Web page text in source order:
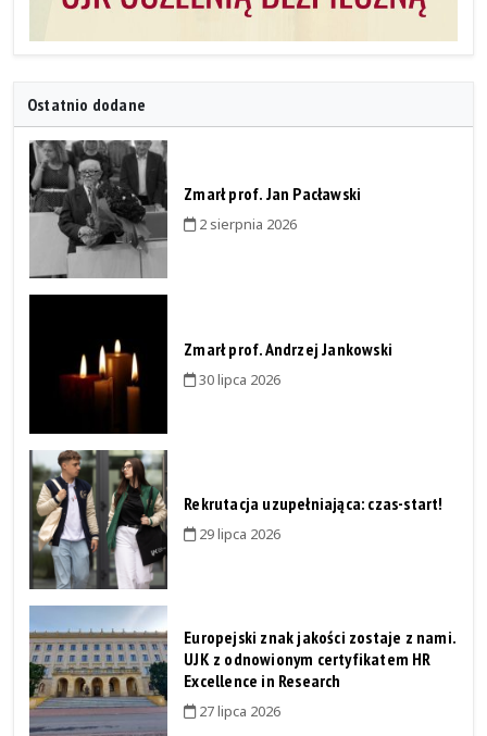
Ostatnio dodane
Zmarł prof. Jan Pacławski
2 sierpnia 2026
Zmarł prof. Andrzej Jankowski
30 lipca 2026
Rekrutacja uzupełniająca: czas-start!
29 lipca 2026
Europejski znak jakości zostaje z nami.
UJK z odnowionym certyfikatem HR
Excellence in Research
27 lipca 2026